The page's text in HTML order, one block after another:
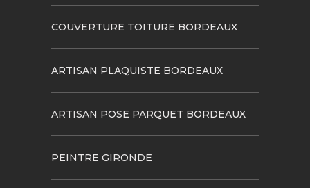
COUVERTURE TOITURE BORDEAUX
ARTISAN PLAQUISTE BORDEAUX
ARTISAN POSE PARQUET BORDEAUX
PEINTRE GIRONDE